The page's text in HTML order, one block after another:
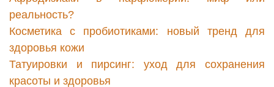
реальность?
Косметика с пробиотиками: новый тренд для
здоровья кожи
Татуировки и пирсинг: уход для сохранения
красоты и здоровья